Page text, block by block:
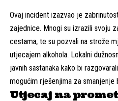
Ovaj incident izazvao je
zajednice. Mnogi su izrazili svoju
cestama, te su pozvali na strože
utjecajem alkohola. Lokalni
javnih sastanaka kako bi
mogućim rješenjima za smanjenje
Utjecaj na promet